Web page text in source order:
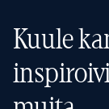
Kuule